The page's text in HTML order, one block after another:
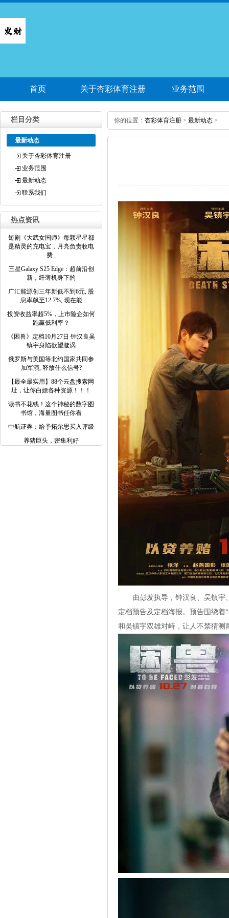
首页 关于杏彩体育注册 业务范围
栏目分类
最新动态
关于杏彩体育注册
业务范围
最新动态
联系我们
热点资讯
短剧《大武女国师》每颗星星都
是精灵的充电宝，月亮负责收电
费_
三星Galaxy S25 Edge：超前沿创
新，纤薄机身下的
广汇能源创三年新低不到6元, 股
息率飙至12.7%, 现在能
投资收益率超5%，上市险企如何
跑赢低利率？
《困兽》定档10月27日 钟汉良吴
镇宇身陷欲望漩涡
俄罗斯与美国等北约国家共同参
加军演, 释放什么信号?
【最全最实用】88个云盘搜索网
址，让你白嫖各种资源！！！
读书不花钱！这个神秘的数字图
书馆，海量图书任你看
中航证券：给予拓尔思买入评级
养猪巨头，密集利好
你的位置： 杏彩体育注册 > 最新动态 >
由彭发执导，钟汉良、吴镇宇、
定档预告及定档海报。预告围绕
和吴镇宇双雄对峙，让人不禁猜